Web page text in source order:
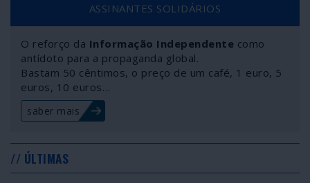
ASSINANTES SOLIDÁRIOS
O reforço da Informação Independente como
antídoto para a propaganda global.
Bastam 50 cêntimos, o preço de um café, 1 euro, 5
euros, 10 euros…
saber mais
// ÚLTIMAS